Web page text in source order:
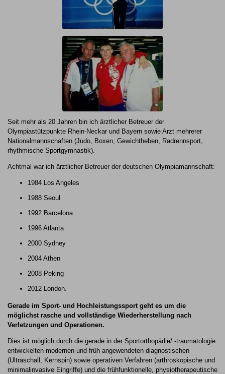
Seit mehr als 20 Jahren bin ich ärztlicher Betreuer der
Olympiastützpunkte Rhein-Neckar und Bayern sowie Arzt mehrerer
Nationalmannschaften (Judo, Boxen, Gewichtheben, Radrennsport,
rhythmische Sportgymnastik).
Achtmal war ich ärztlicher Betreuer der deutschen Olympiamannschaft:
1984 Los Angeles
1988 Seoul
1992 Barcelona
1996 Atlanta
2000 Sydney
2004 Athen
2008 Peking
2012 London.
Gerade im Sport- und Hochleistungssport geht es um die
möglichst rasche und vollständige Wiederherstellung nach
Verletzungen und Operationen.
Dies ist möglich durch die gerade in der Sportorthopädie/ -traumatologie
entwickelten modernen und früh angewendeten diagnostischen
(Ultraschall, Kernspin) sowie operativen Verfahren (arthroskopische und
minimalinvasive Eingriffe) und die frühfunktionelle, physiotherapeutische